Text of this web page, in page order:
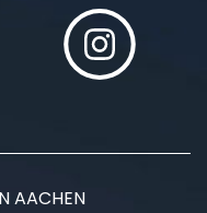
AACHEN